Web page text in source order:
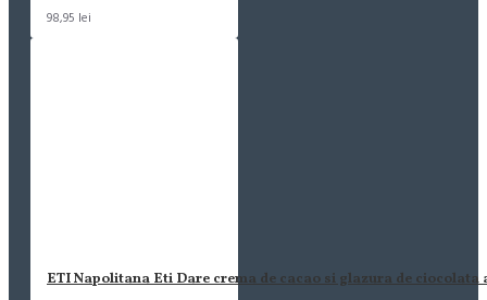
98,95 lei
ETI Napolitana Eti Dare crema de cacao si glazura de ciocolata